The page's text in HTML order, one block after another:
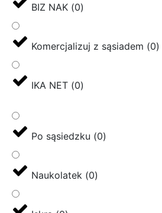
BIZ NAK (0)
Komercjalizuj z sąsiadem (0)
IKA NET (0)
Po sąsiedzku (0)
Naukolatek (0)